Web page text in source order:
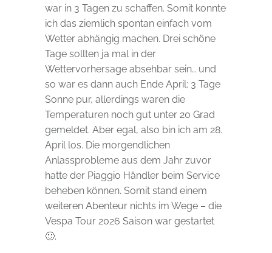
war in 3 Tagen zu schaffen. Somit konnte
ich das ziemlich spontan einfach vom
Wetter abhängig machen. Drei schöne
Tage sollten ja mal in der
Wettervorhersage absehbar sein… und
so war es dann auch Ende April: 3 Tage
Sonne pur, allerdings waren die
Temperaturen noch gut unter 20 Grad
gemeldet. Aber egal, also bin ich am 28.
April los. Die morgendlichen
Anlassprobleme aus dem Jahr zuvor
hatte der Piaggio Händler beim Service
beheben können. Somit stand einem
weiteren Abenteur nichts im Wege – die
Vespa Tour 2026 Saison war gestartet
🙂.